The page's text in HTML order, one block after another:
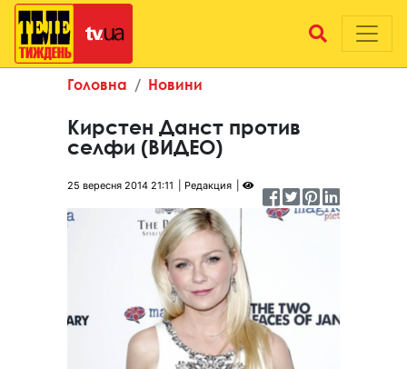
Головна Новини
Кирстен Данст против
селфи (ВИДЕО)
25 вересня 2014 21:11 Редакция